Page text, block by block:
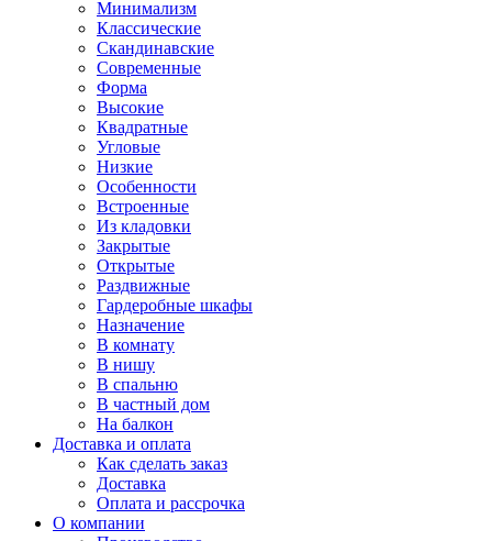
Минимализм
Классические
Скандинавские
Современные
Форма
Высокие
Квадратные
Угловые
Низкие
Особенности
Встроенные
Из кладовки
Закрытые
Открытые
Раздвижные
Гардеробные шкафы
Назначение
В комнату
В нишу
В спальню
В частный дом
На балкон
Доставка и оплата
Как сделать заказ
Доставка
Оплата и рассрочка
О компании